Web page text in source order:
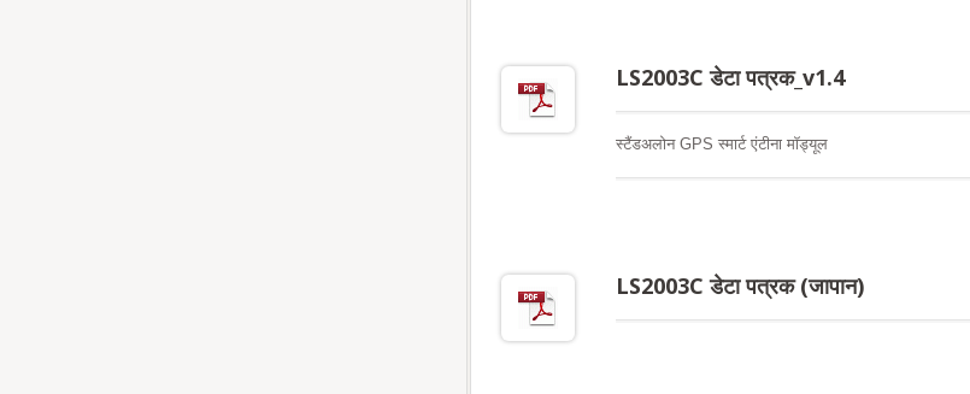
LS2003C डेटा पत्रक_v1.4
स्टैंडअलोन GPS स्मार्ट एंटीना मॉड्यूल
LS2003C डेटा पत्रक (जापान)